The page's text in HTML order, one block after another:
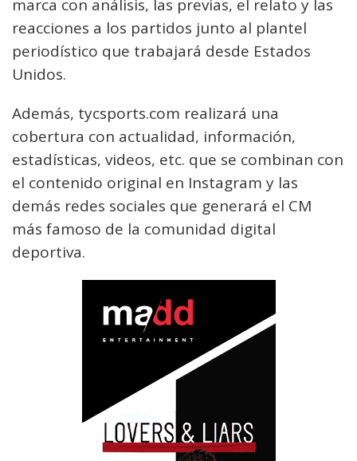
marca con análisis, las previas, el relato y las
reacciones a los partidos junto al plantel
periodístico que trabajará desde Estados
Unidos.
Además, tycsports.com realizará una
cobertura con actualidad, información,
estadísticas, videos, etc. que se combinan con
el contenido original en Instagram y las
demás redes sociales que generará el CM
más famoso de la comunidad digital
deportiva.